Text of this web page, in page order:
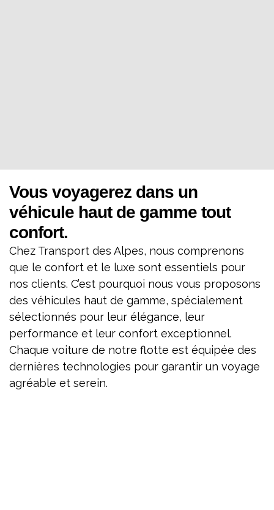
Vous voyagerez dans un
véhicule haut de gamme tout
confort.
Chez Transport des Alpes, nous comprenons
que le confort et le luxe sont essentiels pour
nos clients. C’est pourquoi nous vous proposons
des véhicules haut de gamme, spécialement
sélectionnés pour leur élégance, leur
performance et leur confort exceptionnel.
Chaque voiture de notre flotte est équipée des
dernières technologies pour garantir un voyage
agréable et serein.